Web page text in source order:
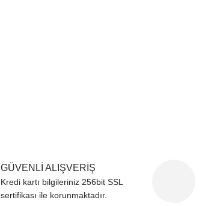
GÜVENLİ ALIŞVERİŞ
Kredi kartı bilgileriniz 256bit SSL
sertifikası ile korunmaktadır.